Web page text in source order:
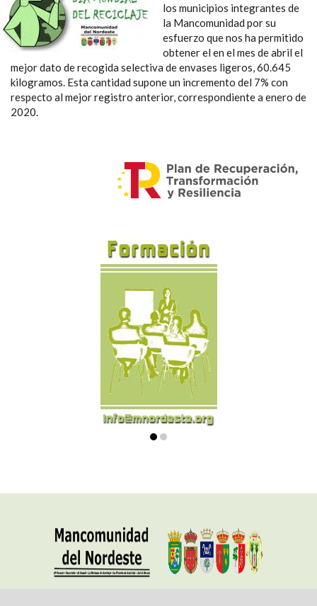
los municipios integrantes de
la Mancomunidad por su
esfuerzo que nos ha permitido
obtener el en el mes de abril el
mejor dato de recogida selectiva de envases ligeros, 60.645
kilogramos. Esta cantidad supone un incremento del 7% con
respecto al mejor registro anterior, correspondiente a enero de
2020.